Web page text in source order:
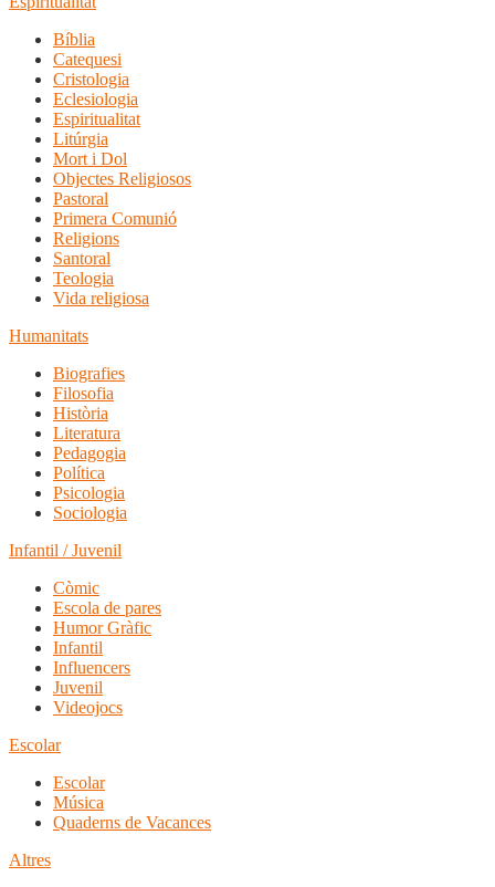
Bíblia
Catequesi
Cristologia
Eclesiologia
Espiritualitat
Litúrgia
Mort i Dol
Objectes Religiosos
Pastoral
Primera Comunió
Religions
Santoral
Teologia
Vida religiosa
Humanitats
Biografies
Filosofia
Història
Literatura
Pedagogia
Política
Psicologia
Sociologia
Infantil / Juvenil
Còmic
Escola de pares
Humor Gràfic
Infantil
Influencers
Juvenil
Videojocs
Escolar
Escolar
Música
Quaderns de Vacances
Altres